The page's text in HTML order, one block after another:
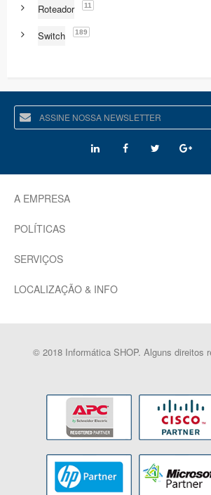
Roteador 11
Switch 189
A EMPRESA
POLÍTICAS
SERVIÇOS
LOCALIZAÇÃO & INFO
© 2018 Informática SHOP. Alguns direitos